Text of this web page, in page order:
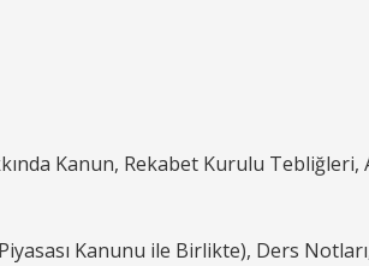
Kanun, Rekabet Kurulu Tebliğleri,
Kanunu ile Birlikte), Ders